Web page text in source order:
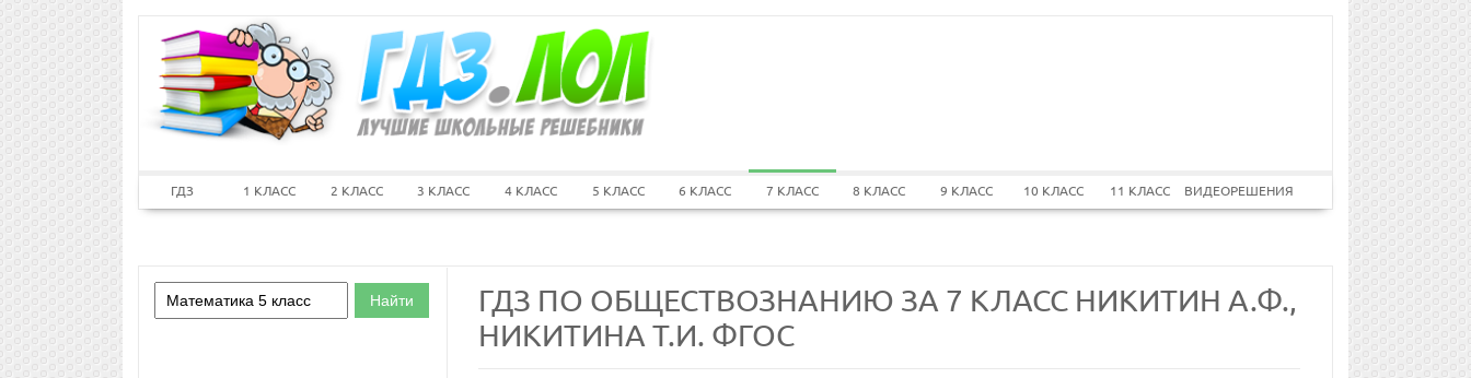
ГДЗ 1 КЛАСС 2 КЛАСС 3 КЛАСС 4 КЛАСС 5 КЛАСС 6 КЛАСС 7 КЛАСС 8 КЛАСС 9 КЛАСС 10 КЛАСС 11 КЛАСС ВИДЕОРЕШЕНИЯ
ГДЗ ПО ОБЩЕСТВОЗНАНИЮ ЗА 7 КЛАСС НИКИТИН А.Ф.,
НИКИТИНА Т.И. ФГОС